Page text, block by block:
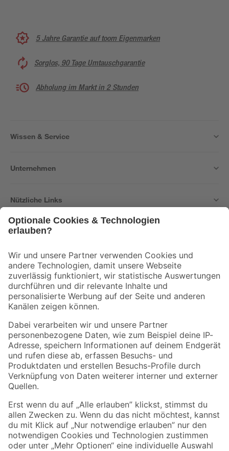
5 Jahre Garantie auf toom Eigenmarken
Sorglos, 90 Tage Umtauschgarantie
Abholung im Markt in 2 Stunden
Wissen & Service
Unternehmen
Nützliche Links
Der toom Newsletter: Keine Angebote und Aktionen mehr verpassen!
Zur Newsletter Anmeldung
Folge uns
Zahlungsarten Versandarten
Sicher einkaufen
Jetzt die toom-App herunterladen